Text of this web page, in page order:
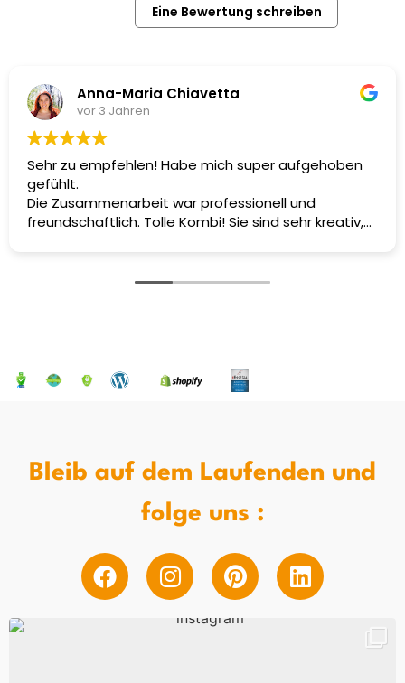
Eine Bewertung schreiben
Anna-Maria Chiavetta
vor 3 Jahren
Sehr zu empfehlen! Habe mich super aufgehoben
gefühlt.
Die Zusammenarbeit war professionell und
freundschaftlich. Tolle Kombi! Sie sind sehr kreativ,
✨Frei von Schuppenflechte ✨
Bleib auf dem Laufenden und
folge uns :